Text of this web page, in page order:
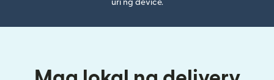
uri ng device.